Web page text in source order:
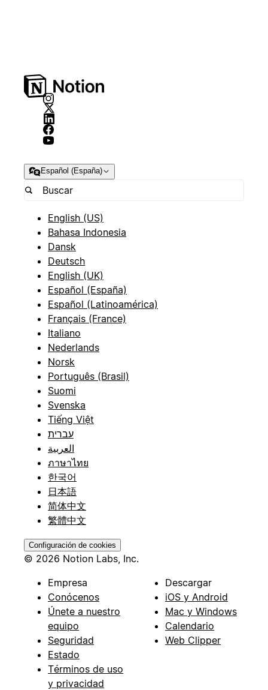
Español (España)
English (US)
Bahasa Indonesia
Dansk
Deutsch
English (UK)
Español (España)
Español (Latinoamérica)
Français (France)
Italiano
Nederlands
Norsk
Português (Brasil)
Suomi
Svenska
Tiếng Việt
עברית
العربية
ภาษาไทย
한국어
日本語
简体中文
繁體中文
Configuración de cookies
© 2026 Notion Labs, Inc.
Empresa
Conócenos
Únete a nuestro
equipo
Seguridad
Estado
Términos de uso
y privacidad
Descargar
iOS y Android
Mac y Windows
Calendario
Web Clipper